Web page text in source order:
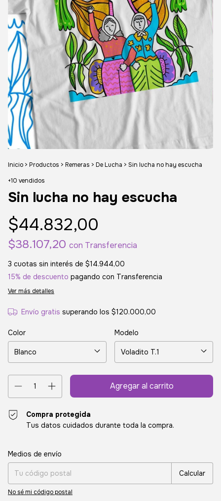
Inicio > Productos > Remeras > De Lucha > Sin lucha no hay escucha
+10 vendidos
Sin lucha no hay escucha
$44.832,00
$38.107,20 con Transferencia
3 cuotas sin interés de $14.944,00
15% de descuento pagando con Transferencia
Ver más detalles
Envío gratis superando los $120.000,00
Color Modelo
Compra protegida
Tus datos cuidados durante toda la compra.
Entregas para el CP:
Medios de envío
Calcular
No sé mi código postal